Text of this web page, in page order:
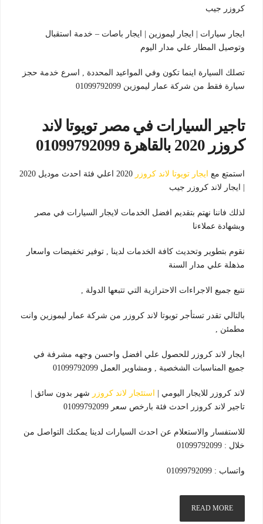
كروزر جيب
ايجار سيارات | ايجار ليموزين | ايجار باصات – خدمة استقبال
وتوصيل المطار علي مدار اليوم
تصلك السيارة اينما تكون وفي المواعيد المحددة , اسرع خدمة حجز
سيارة فقط من شركة عمار ليموزين 01099792099
تاجير السيارات في مصر تويوتا لاند
كروزر 2020 بالقاهرة 01099792099
استمتع مع ايجار تويوتا لاند كروزر
2020 اعلي فئة احدث موديل 2020
| ايجار لاند كروزر جيب
لذلك فاننا نهتم بتقديم افضل الخدمات لايجار السيارات في مصر
وبشهادة عملاءنا
نقوم بتطوير وتحديث كافة الخدمات لدينا , توفير تخفيضات واسعار
مذهلة علي مدار السنة
نتبع جميع الاجراءات الاحترازية التي تتبعها الدولة ,
بالتالي تقدر تستأجر تويوتا لاند كروزر من شركة عمار ليموزين وانت
مطمئن ,
ايجار لاند كروزر للحصول علي افضل واحسن وجهه مشرفة في
جميع المناسبات الشخصية , ومشاوير العمل 01099792099
لاند كروزر للايجار اليومي | استئجار لاند كروزر شهر بدون سائق |
تاجير لاند كروزر احدث فئة بارخص سعر 01099792099
للاستفسار والاستعلام عن احدث السيارات لدينا يمكنك التواصل من
خلال : 01099792099
واتساب : 01099792099
READ MORE